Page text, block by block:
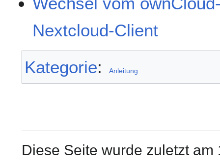
Nextcloud-Client
Kategorie: Anleitung
Diese Seite wurde zuletzt